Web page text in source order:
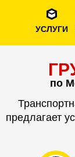
УСЛУГИ
по
предлагает